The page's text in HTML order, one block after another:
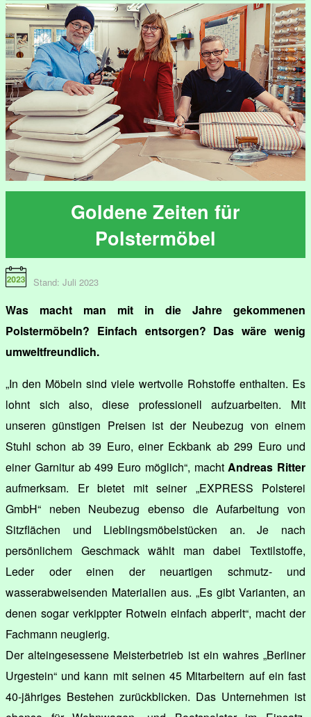
Goldene Zeiten für
Polstermöbel
Stand: Juli 2023
Was macht man mit in die Jahre gekommenen
Polstermöbeln? Einfach entsorgen? Das wäre wenig
umweltfreundlich.
„In den Möbeln sind viele wertvolle Rohstoffe enthalten. Es
lohnt sich also, diese professionell aufzuarbeiten. Mit
unseren günstigen Preisen ist der Neubezug von einem
Stuhl schon ab 39 Euro, einer Eckbank ab 299 Euro und
einer Garnitur ab 499 Euro möglich“, machtAndreas Ritter
aufmerksam. Er bietet mit seiner „EXPRESS Polsterei
GmbH“ neben Neubezug ebenso die Aufarbeitung von
Sitzflächen und Lieblingsmöbelstücken an. Je nach
persönlichem Geschmack wählt man dabei Textilstoffe,
Leder oder einen der neuartigen schmutz- und
wasserabweisenden Materialien aus. „Es gibt Varianten, an
denen sogar verkippter Rotwein einfach abperlt“, macht der
Fachmann neugierig.
Der alteingesessene Meisterbetrieb ist ein wahres „Berliner
Urgestein“ und kann mit seinen 45 Mitarbeitern auf ein fast
40-jähriges Bestehen zurückblicken. Das Unternehmen ist